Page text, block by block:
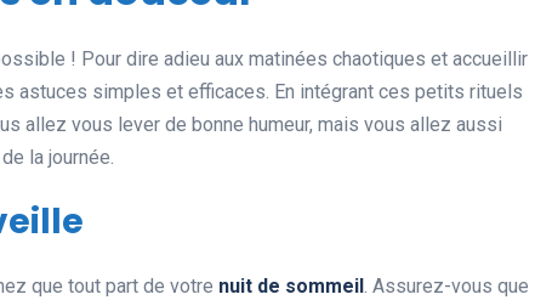
! Pour dire adieu aux matinées chaotiques et accueillir
astuces simples et efficaces. En intégrant ces petits rituels
allez vous lever de bonne humeur, mais vous allez aussi
la journée.
que tout part de votre nuit de sommeil . Assurez-vous que
pendant les vacances